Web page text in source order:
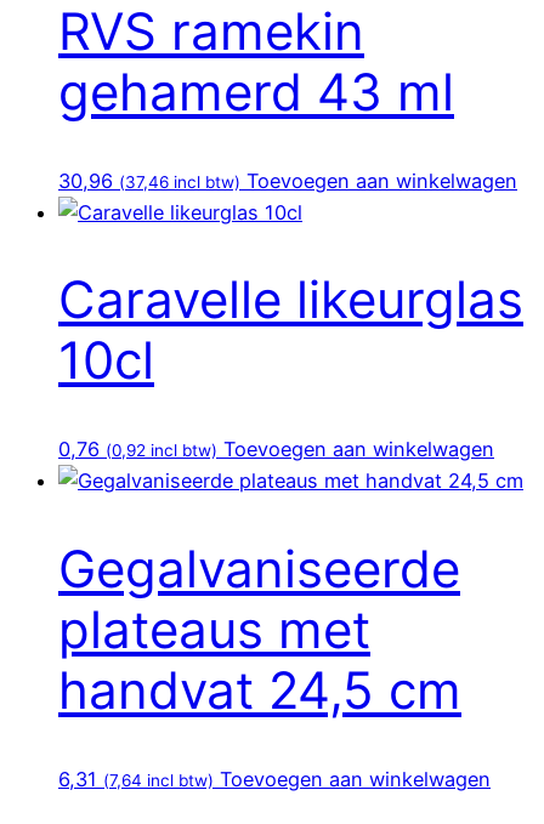
RVS ramekin
gehamerd 43 ml
30,96 (37,46 incl btw) Toevoegen aan winkelwagen
Caravelle likeurglas
10cl
0,76 (0,92 incl btw) Toevoegen aan winkelwagen
Gegalvaniseerde
plateaus met
handvat 24,5 cm
6,31 (7,64 incl btw) Toevoegen aan winkelwagen